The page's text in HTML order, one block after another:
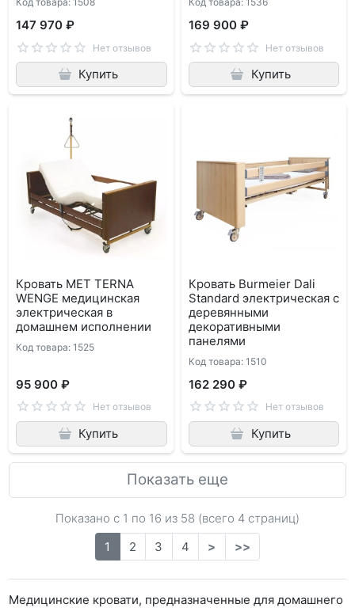
147 970 ₽
Нет отзывов
Купить
169 900 ₽
Нет отзывов
Купить
Кровать MET TERNA
WENGE медицинская
электрическая в
домашнем исполнении
Код товара: 1525
95 900 ₽
Нет отзывов
Купить
Кровать Burmeier Dali
Standard электрическая c
деревянными
декоративными
панелями
Код товара: 1510
162 290 ₽
Нет отзывов
Купить
Показать еще
Показано с 1 по 16 из 58 (всего 4 страниц)
1
2 3 4 > >>
Медицинские кровати, предназначенные для домашнего